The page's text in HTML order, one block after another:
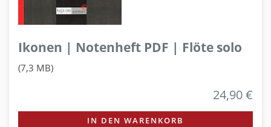
Ikonen | Notenheft PDF | Flöte solo
(7,3 MB)
24,90 €
IN DEN WARENKORB